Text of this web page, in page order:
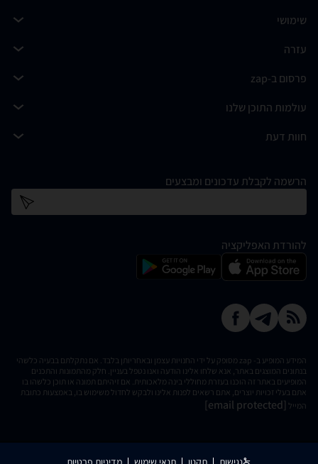
שימושי
עזרה
פרסום ב-zap
עולמות התוכן שלנו
חוות דעת
הרשמה לקבלת עדכונים ומבצעים
להורדת האפליקציה
המידע המופיע ב- zap מסופק על ידי החנויות עצמן ובאחריותן בלבד. אם נתקלתם בבעיה כלשהי
בנתונים המוצגים באתר, אנא שלחו אלינו הודעה ואנו נטפל בעניין. חלק מהתמונות והתכנים
המופיעים באתר זה הוכנו בעזרת מחוללי בינה מלאכותית. אם זיהיתם תמונה או תוכן כלשהו בו
אתם בעלי זכויות יוצרים, אתם רשאים לפנות אלינו ולבקש לחדול משימוש בו, באמצעות כתובת
המייל [email protected]